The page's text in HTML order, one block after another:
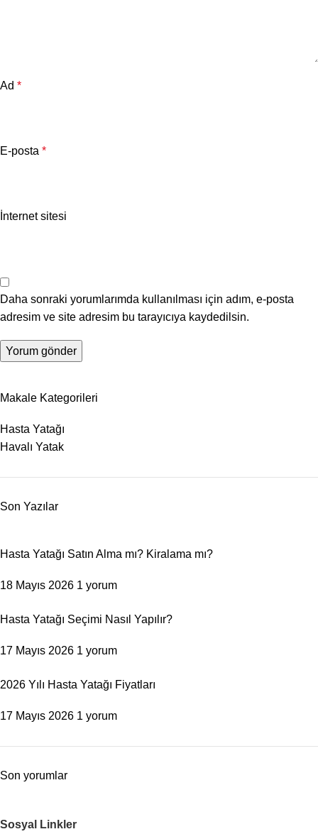
Ad *
E-posta *
İnternet sitesi
Daha sonraki yorumlarımda kullanılması için adım, e-posta
adresim ve site adresim bu tarayıcıya kaydedilsin.
Makale Kategorileri
Hasta Yatağı
Havalı Yatak
Son Yazılar
Hasta Yatağı Satın Alma mı? Kiralama mı?
18 Mayıs 2026 1 yorum
Hasta Yatağı Seçimi Nasıl Yapılır?
17 Mayıs 2026 1 yorum
2026 Yılı Hasta Yatağı Fiyatları
17 Mayıs 2026 1 yorum
Son yorumlar
Sosyal Linkler